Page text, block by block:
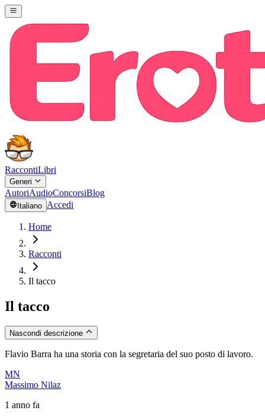
RaccontiLibri
Generi
AutoriAudioConcorsiBlog
Italiano Accedi
Home
Racconti
Il tacco
Il tacco
Nascondi descrizione
Flavio Barra ha una storia con la segretaria del suo posto di lavoro.
MN
Massimo Nilaz
1 anno fa